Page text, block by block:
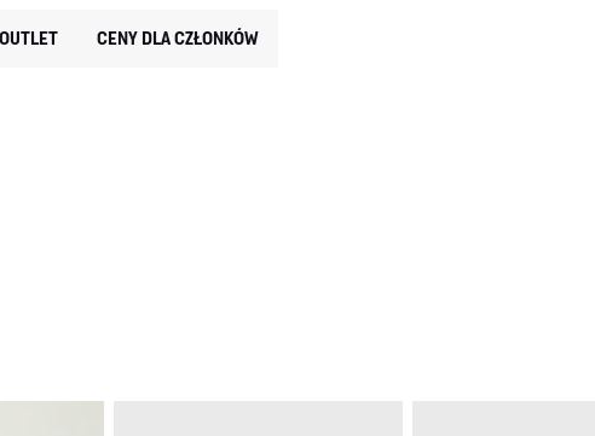
OUTLET CENY DLA CZŁONKÓW